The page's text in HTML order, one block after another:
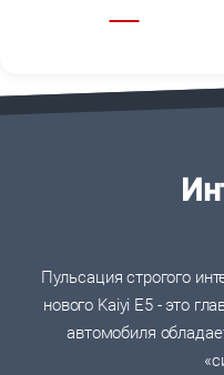
Пульсация строгого
нового Kaiyi E5 - это
автомобиля